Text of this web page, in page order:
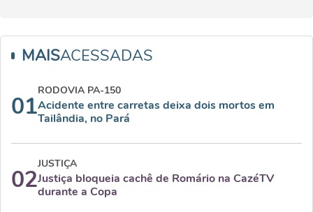
MAISACESSADAS
01
RODOVIA PA-150
Acidente entre carretas deixa dois mortos em
Tailândia, no Pará
02
JUSTIÇA
Justiça bloqueia cachê de Romário na CazéTV
durante a Copa